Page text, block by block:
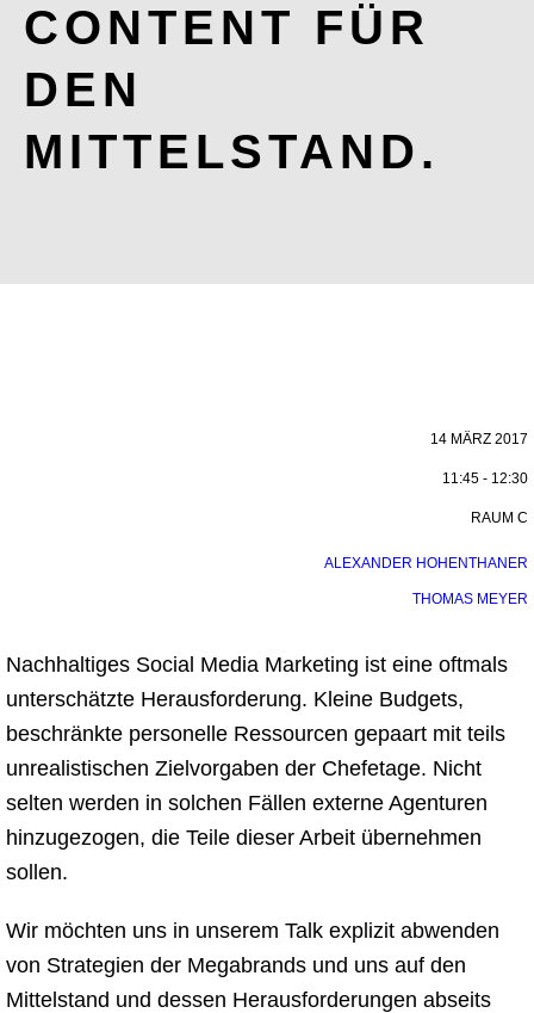
CONTENT FÜR
DEN
MITTELSTAND.
14 MÄRZ 2017
11:45 - 12:30
RAUM C
ALEXANDER HOHENTHANER
THOMAS MEYER
Nachhaltiges Social Media Marketing ist eine oftmals
unterschätzte Herausforderung. Kleine Budgets,
beschränkte personelle Ressourcen gepaart mit teils
unrealistischen Zielvorgaben der Chefetage. Nicht
selten werden in solchen Fällen externe Agenturen
hinzugezogen, die Teile dieser Arbeit übernehmen
sollen.
Wir möchten uns in unserem Talk explizit abwenden
von Strategien der Megabrands und uns auf den
Mittelstand und dessen Herausforderungen abseits